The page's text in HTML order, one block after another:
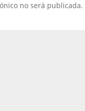
no será publicada.